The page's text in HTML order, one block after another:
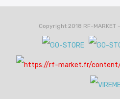
Copyright 2018 RF-